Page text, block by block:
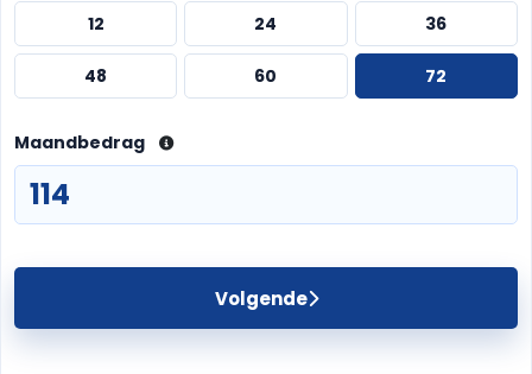
12
24 36
48 60 72
Maandbedrag
Volgende